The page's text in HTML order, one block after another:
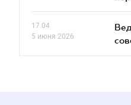
17.04
5 июня 2026